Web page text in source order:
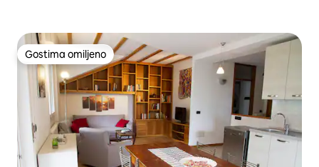
Gostima omiljeno
Gostima omiljeno